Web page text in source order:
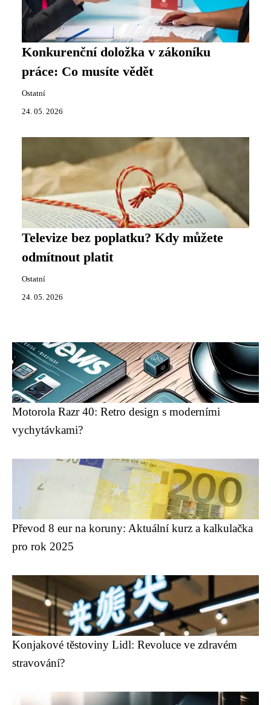
Konkurenční doložka v zákoníku
práce: Co musíte vědět
Ostatní
24. 05. 2026
Televize bez poplatku? Kdy můžete
odmítnout platit
Ostatní
24. 05. 2026
Motorola Razr 40: Retro design s moderními
vychytávkami?
Převod 8 eur na koruny: Aktuální kurz a kalkulačka
pro rok 2025
Konjakové těstoviny Lidl: Revoluce ve zdravém
stravování?